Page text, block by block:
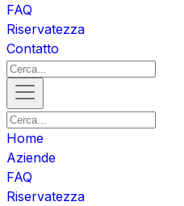
FAQ
Riservatezza
Contatto
Home
Aziende
FAQ
Riservatezza